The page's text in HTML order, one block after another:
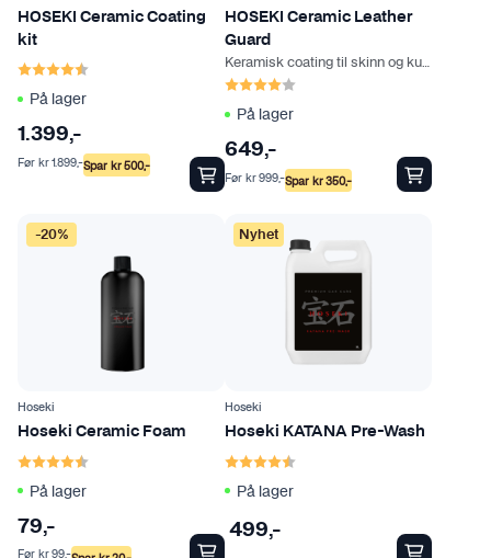
HOSEKI Ceramic Coating
kit
Karakter:
På lager
1.399,-
Spar kr500,-
Før kr1.899,-
HOSEKI Ceramic Leather
Guard
Keramisk coating til skinn og kunstskinn
Karakter:
På lager
649,-
Spar kr350,-
Før kr999,-
-20%
Hoseki
Hoseki Ceramic Foam
Karakter:
På lager
79,-
Før kr99,-
Nyhet
Hoseki
Hoseki KATANA Pre-Wash
Karakter:
På lager
499,-